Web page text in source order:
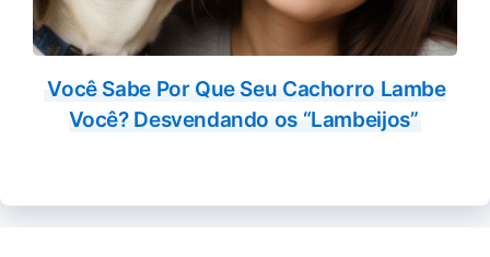
Você Sabe Por Que Seu Cachorro Lambe
Você? Desvendando os “Lambeijos”